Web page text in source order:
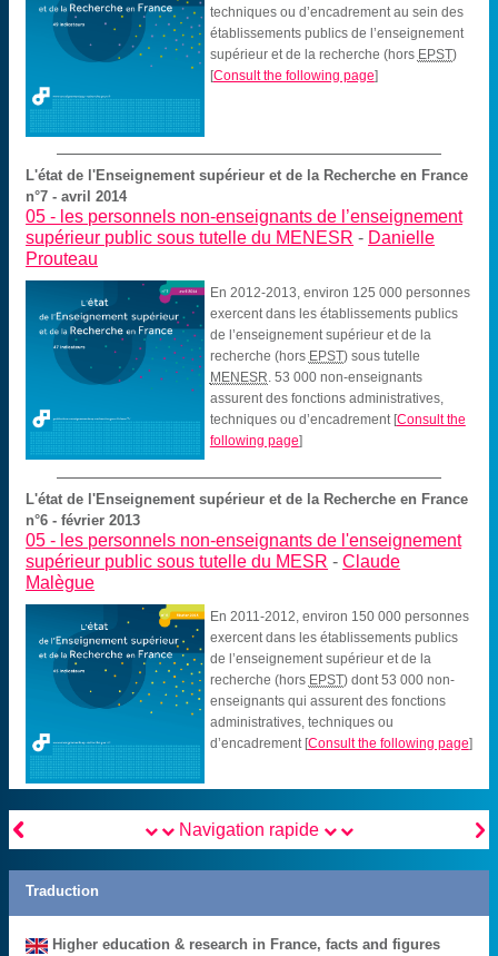
techniques ou d’encadrement au sein des
établissements publics de l’enseignement
supérieur et de la recherche (hors EPST)
[Consult the following page]
L'état de l'Enseignement supérieur et de la Recherche en France
n°7 - avril 2014
05 - les personnels non-enseignants de l’enseignement
supérieur public sous tutelle du MENESR - Danielle
Prouteau
En 2012-2013, environ 125 000 personnes
exercent dans les établissements publics
de l’enseignement supérieur et de la
recherche (hors EPST) sous tutelle
MENESR . 53 000 non-enseignants
assurent des fonctions administratives,
techniques ou d’encadrement [Consult the
following page]
L'état de l'Enseignement supérieur et de la Recherche en France
n°6 - février 2013
05 - les personnels non-enseignants de l'enseignement
supérieur public sous tutelle du MESR -Claude
Malègue
En 2011-2012, environ 150 000 personnes
exercent dans les établissements publics
de l’enseignement supérieur et de la
recherche (hors EPST) dont 53 000 non-
enseignants qui assurent des fonctions
administratives, techniques ou
d’encadrement [Consult the following page]
 
Navigation rapide
Traduction
Higher education & research in France, facts and figures